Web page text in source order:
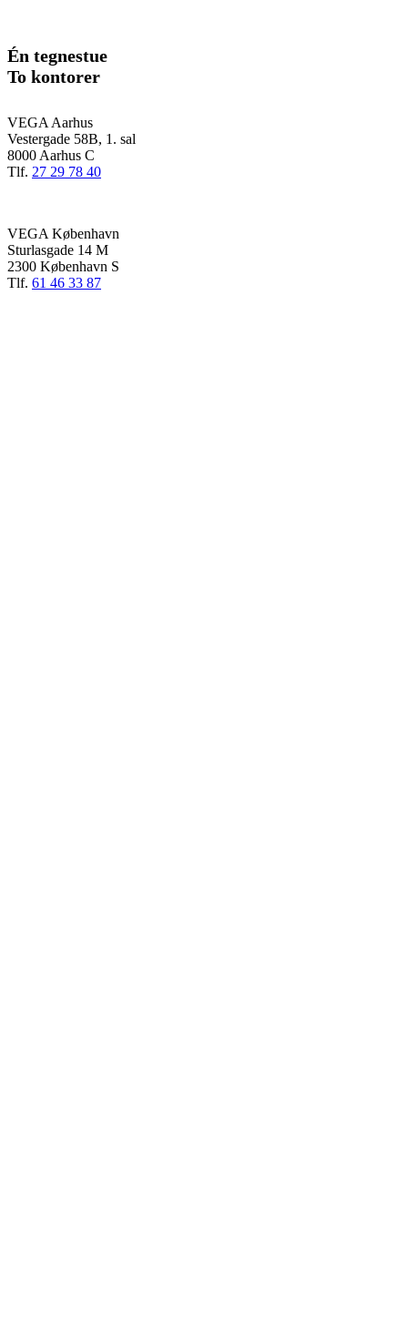
Én tegnestue
To kontorer
VEGA Aarhus
Vestergade 58B, 1. sal
8000 Aarhus C
Tlf. 27 29 78 40
VEGA København
Sturlasgade 14 M
2300 København S
Tlf. 61 46 33 87